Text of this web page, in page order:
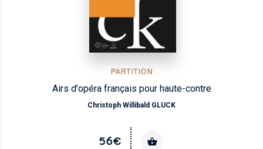
PARTITION
Airs d'opéra français pour haute-contre
Christoph Willibald GLUCK
56€